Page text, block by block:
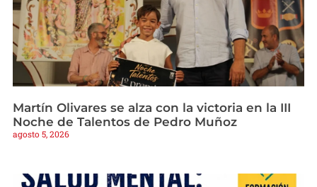
Martín Olivares se alza con la victoria en la III
Noche de Talentos de Pedro Muñoz
agosto 5, 2026